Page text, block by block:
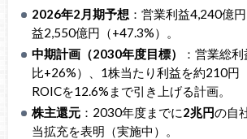
2026年2月期予想 ：営業利益4,240億
益2,550億円（+47.3%）。
中期計画（2030年度目標）
：営業総
比+26%）、1株当たり利益を約210円
ROICを12.6%まで引き上げる計画。
株主還元 ：2030年度までに2兆円の自
当拡充を表明（実施中）。